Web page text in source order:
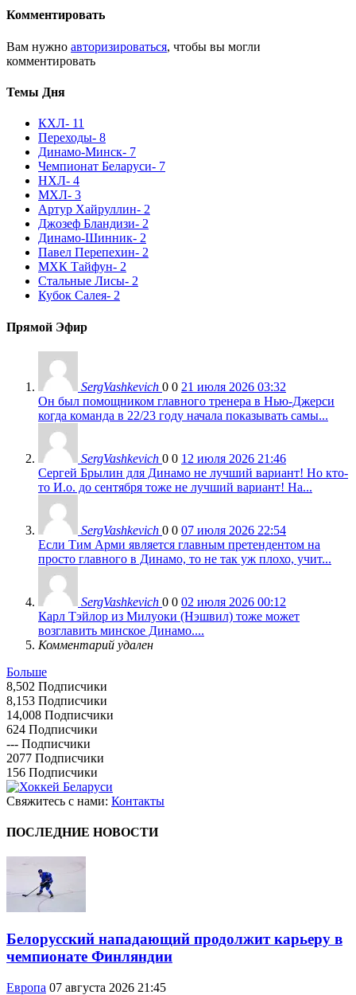
Комментировать
Вам нужно авторизироваться, чтобы вы могли
комментировать
Темы Дня
КХЛ- 11
Переходы- 8
Динамо-Минск- 7
Чемпионат Беларуси- 7
НХЛ- 4
МХЛ- 3
Артур Хайруллин- 2
Джозеф Бландизи- 2
Динамо-Шинник- 2
Павел Перепехин- 2
МХК Тайфун- 2
Стальные Лисы- 2
Кубок Салея- 2
Прямой Эфир
SergVashkevich 0 0 21 июля 2026 03:32
Он был помощником главного тренера в Нью-Джерси
когда команда в 22/23 году начала показывать самы...
SergVashkevich 0 0 12 июля 2026 21:46
Сергей Брылин для Динамо не лучший вариант! Но кто-
то И.о. до сентября тоже не лучший вариант! На...
SergVashkevich 0 0 07 июля 2026 22:54
Если Тим Арми является главным претендентом на
просто главного в Динамо, то не так уж плохо, учит...
SergVashkevich 0 0 02 июля 2026 00:12
Карл Тэйлор из Милуоки (Нэшвил) тоже может
возглавить минское Динамо....
Комментарий удален
Больше
8,502 Подписчики
8,153 Подписчики
14,008 Подписчики
624 Подписчики
--- Подписчики
2077 Подписчики
156 Подписчики
Свяжитесь с нами: Контакты
ПОСЛЕДНИЕ НОВОСТИ
Белорусский нападающий продолжит карьеру в
чемпионате Финляндии
Европа 07 августа 2026 21:45